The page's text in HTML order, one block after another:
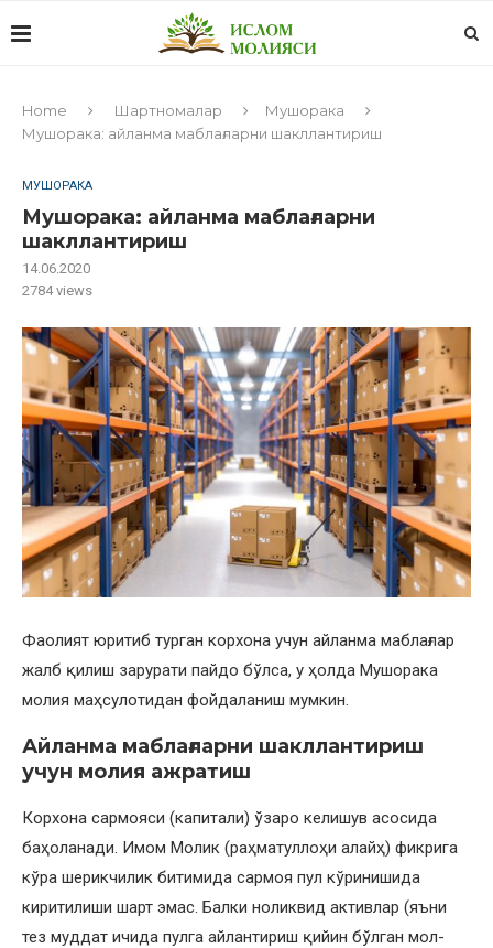
Home Шартномалар
Мушорака
Мушорака: айланма маблағларни шакллантириш
МУШОРАКА
Мушорака: айланма маблағларни
шакллантириш
14.06.2020
2784views
Фаолият юритиб турган корхона учун айланма маблағлар
жалб қилиш зарурати пайдо бўлса, у ҳолда Мушорака
молия маҳсулотидан фойдаланиш мумкин.
Айланма маблағларни шакллантириш
учун молия ажратиш
Корхона сармояси (капитали) ўзаро келишув асосида
баҳоланади. Имом Молик (раҳматуллоҳи алайҳ) фикрига
кўра шерикчилик битимида сармоя пул кўринишида
киритилиши шарт эмас. Балки ноликвид активлар (яъни
тез муддат ичида пулга айлантириш қийин бўлган мол-